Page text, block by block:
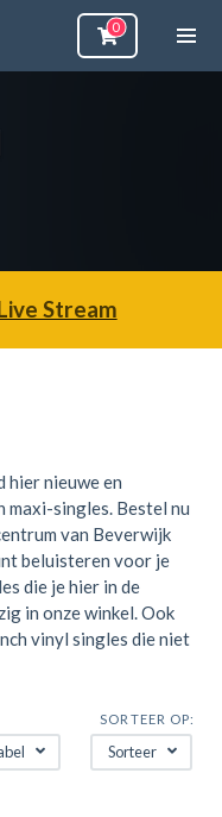
Stream
hiernieuwe en
maxi-singles. Bestel nu
van Beverwijk
beluisteren voor je
die je hier in de
in onze winkel. Ook
vinyl singles die niet
SORTEER OP:
Sorteer